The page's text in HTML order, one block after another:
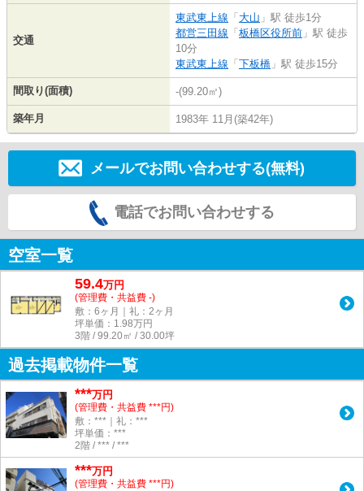
交通
東武東上線 「 大山 」駅 徒歩1分
都営三田線 「 板橋区役所前 」駅 徒歩
10分
東武東上線 「 下板橋 」駅 徒歩15分
間取り(面積) -(99.20㎡)
築年月 1983年 11月(築42年)
メールでお問い合わせする(無料)
電話でお問い合わせする
空室一覧
59.4万円
(管理費・共益費 -)
敷：6ヶ月｜礼：2ヶ月
坪単価： 1.98万円
3階 / 99.20㎡ / 30.00坪
過去掲載物件一覧
***万円
(管理費・共益費 ***円)
敷：***｜礼：***
坪単価：***
2階 / *** / ***
***万円
(管理費・共益費 ***円)